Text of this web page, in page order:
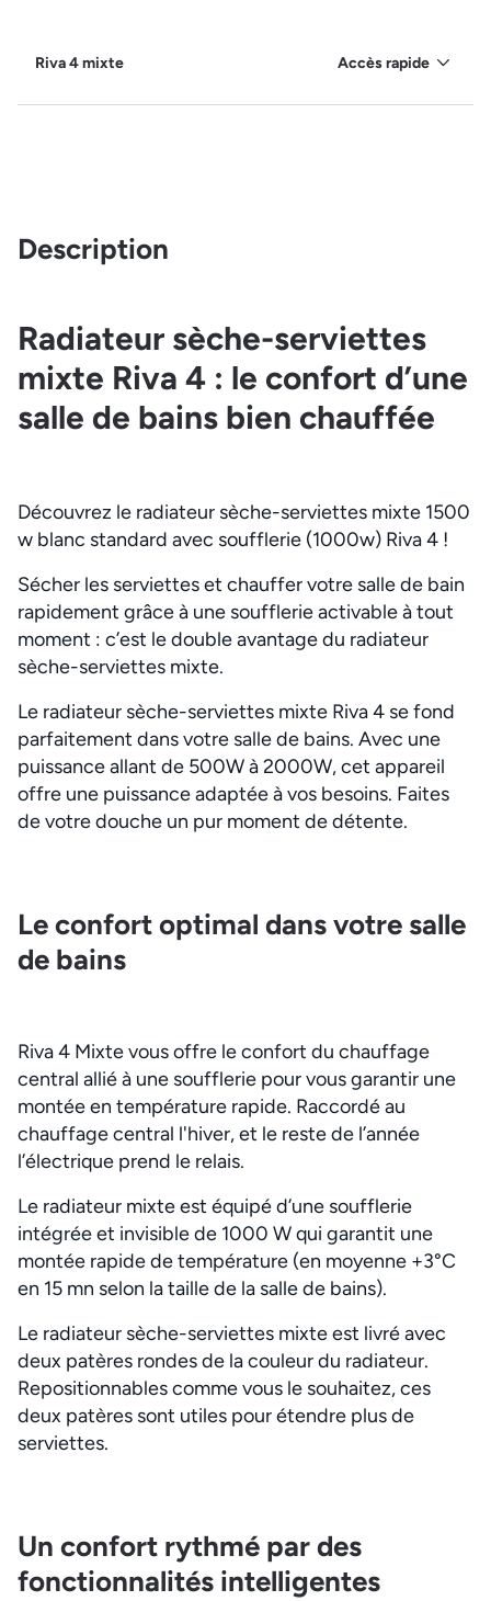
Riva 4 mixte Accès rapide
Description
Radiateur sèche-serviettes
mixte Riva 4 : le confort d’une
salle de bains bien chauffée
Découvrez le radiateur sèche-serviettes mixte 1500
w blanc standard avec soufflerie (1000w) Riva 4 !
Sécher les serviettes et chauffer votre salle de bain
rapidement grâce à une soufflerie activable à tout
moment : c’est le double avantage du radiateur
sèche-serviettes mixte.
Le radiateur sèche-serviettes mixte Riva 4 se fond
parfaitement dans votre salle de bains. Avec une
puissance allant de 500W à 2000W, cet appareil
offre une puissance adaptée à vos besoins. Faites
de votre douche un pur moment de détente.
Le confort optimal dans votre salle
de bains
Riva 4 Mixte vous offre le confort du chauffage
central allié à une soufflerie pour vous garantir une
montée en température rapide. Raccordé au
chauffage central l'hiver, et le reste de l’année
l’électrique prend le relais.
Le radiateur mixte est équipé d’une soufflerie
intégrée et invisible de 1000 W qui garantit une
montée rapide de température (en moyenne +3°C
en 15 mn selon la taille de la salle de bains).
Le radiateur sèche-serviettes mixte est livré avec
deux patères rondes de la couleur du radiateur.
Repositionnables comme vous le souhaitez, ces
deux patères sont utiles pour étendre plus de
serviettes.
Un confort rythmé par des
fonctionnalités intelligentes